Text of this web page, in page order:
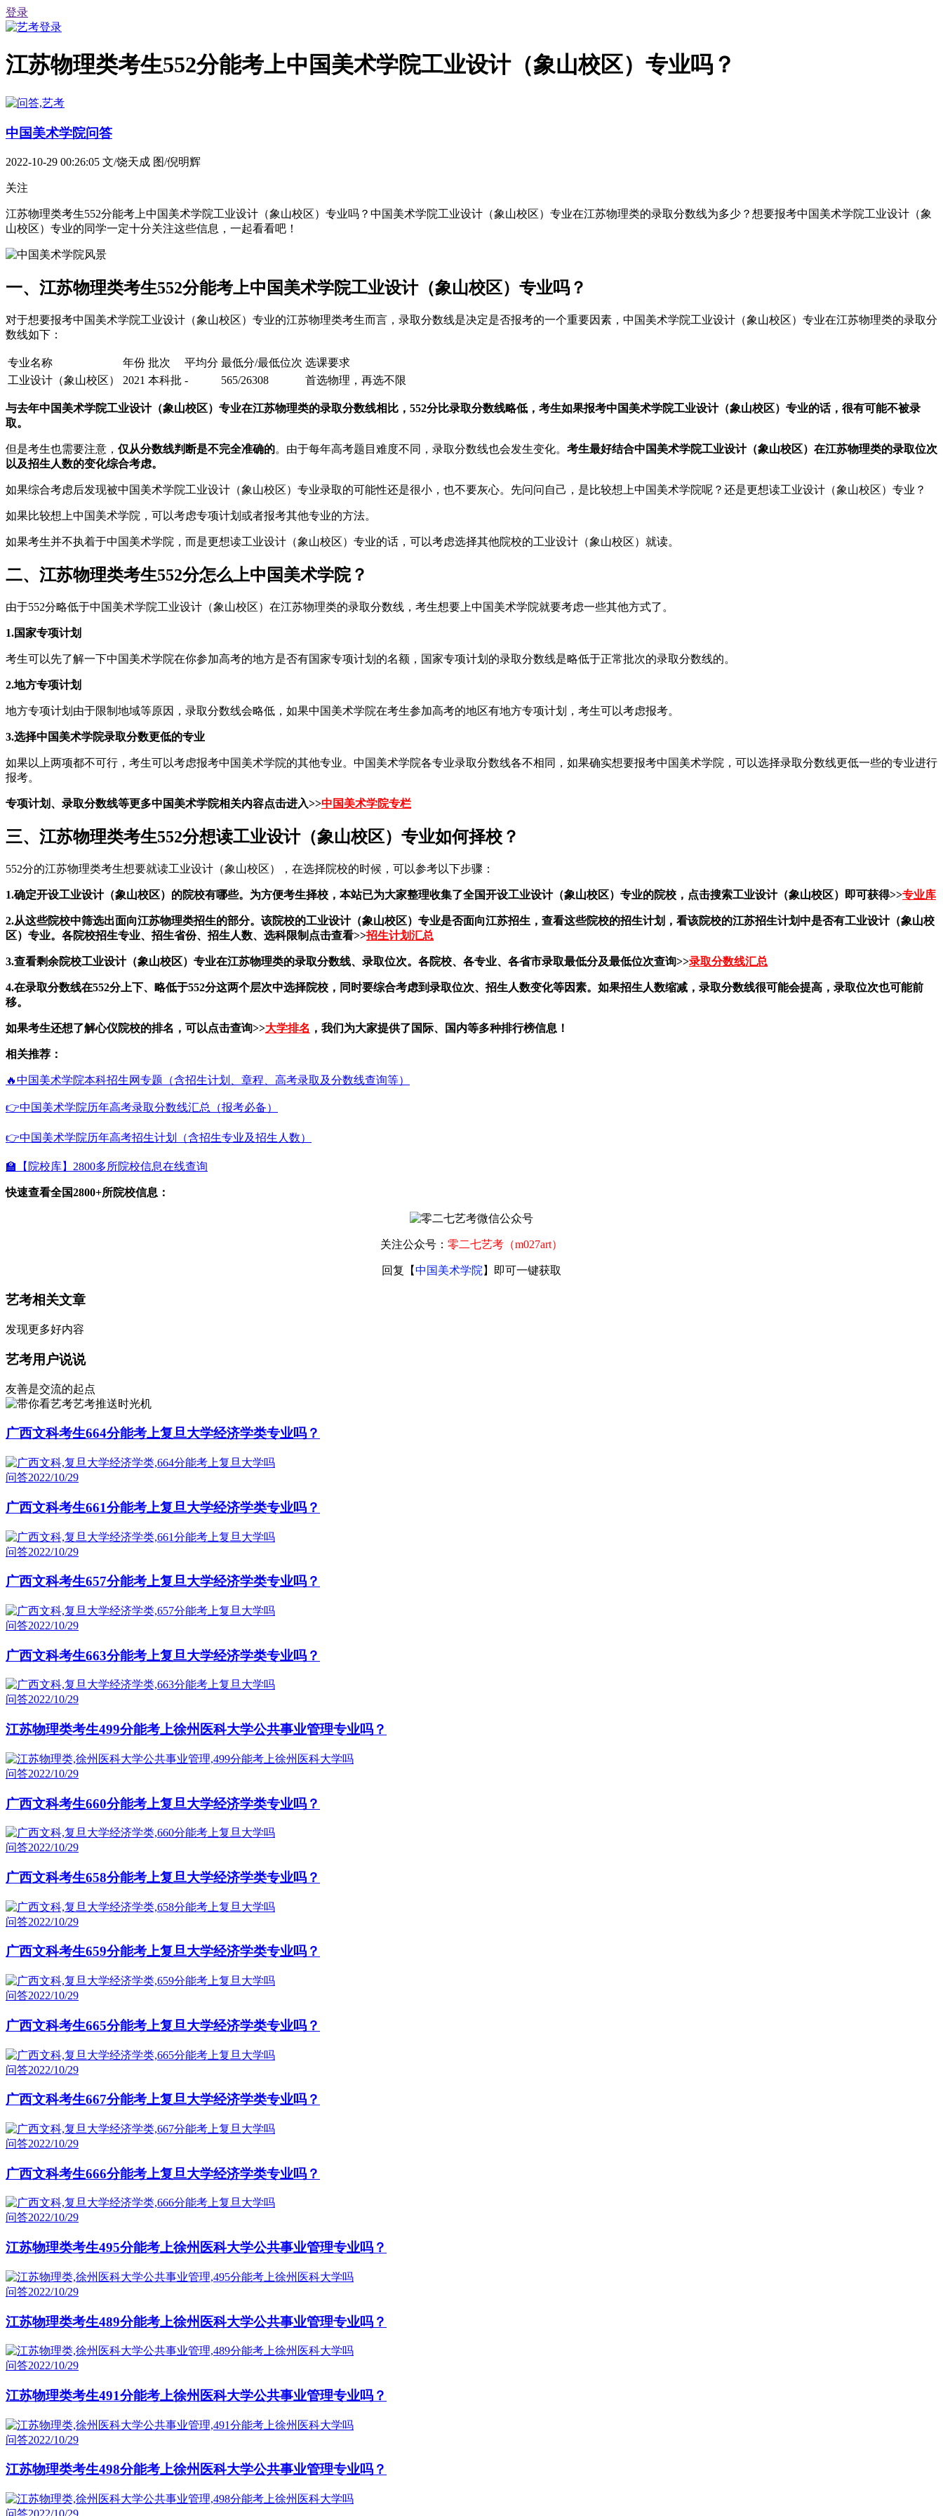
登录
江苏物理类考生552分能考上中国美术学院工业设计（象山校区）专业吗？
中国美术学院问答
2022-10-29 00:26:05 文/饶天成 图/倪明辉
关注
江苏物理类考生552分能考上中国美术学院工业设计（象山校区）专业吗？中国美术学院工业设计（象山校区）专业在江苏物理类的录取分数线为多少？想要报考中国美术学院工业设计（象
山校区）专业的同学一定十分关注这些信息，一起看看吧！
一、江苏物理类考生552分能考上中国美术学院工业设计（象山校区）专业吗？
对于想要报考中国美术学院工业设计（象山校区）专业的江苏物理类考生而言，录取分数线是决定是否报考的一个重要因素，中国美术学院工业设计（象山校区）专业在江苏物理类的录取分
数线如下：
专业名称 年份 批次 平均分 最低分/最低位次 选课要求
工业设计（象山校区）
2021 本科批 - 565/26308 首选物理，再选不限
与去年中国美术学院工业设计（象山校区）专业在江苏物理类的录取分数线相比，552分比录取分数线略低，考生如果报考中国美术学院工业设计（象山校区）专业的话，很有可能不被录
取。
但是考生也需要注意， 仅从分数线判断是不完全准确的。由于每年高考题目难度不同，录取分数线也会发生变化。 考生最好结合中国美术学院工业设计（象山校区）在江苏物理类的录取位次
以及招生人数的变化综合考虑。
如果综合考虑后发现被中国美术学院工业设计（象山校区）专业录取的可能性还是很小，也不要灰心。先问问自己，是比较想上中国美术学院呢？还是更想读工业设计（象山校区）专业？
如果比较想上中国美术学院，可以考虑专项计划或者报考其他专业的方法。
如果考生并不执着于中国美术学院，而是更想读工业设计（象山校区）专业的话，可以考虑选择其他院校的工业设计（象山校区）就读。
二、江苏物理类考生552分怎么上中国美术学院？
由于552分略低于中国美术学院工业设计（象山校区）在江苏物理类的录取分数线，考生想要上中国美术学院就要考虑一些其他方式了。
1.国家专项计划
考生可以先了解一下中国美术学院在你参加高考的地方是否有国家专项计划的名额，国家专项计划的录取分数线是略低于正常批次的录取分数线的。
2.地方专项计划
地方专项计划由于限制地域等原因，录取分数线会略低，如果中国美术学院在考生参加高考的地区有地方专项计划，考生可以考虑报考。
3.选择中国美术学院录取分数更低的专业
如果以上两项都不可行，考生可以考虑报考中国美术学院的其他专业。中国美术学院各专业录取分数线各不相同，如果确实想要报考中国美术学院，可以选择录取分数线更低一些的专业进行
报考。
专项计划、录取分数线等更多中国美术学院相关内容点击进入>>中国美术学院专栏
三、江苏物理类考生552分想读工业设计（象山校区）专业如何择校？
552分的江苏物理类考生想要就读工业设计（象山校区），在选择院校的时候，可以参考以下步骤：
1.确定开设工业设计（象山校区）的院校有哪些。为方便考生择校，本站已为大家整理收集了全国开设工业设计（象山校区）专业的院校，点击搜索工业设计（象山校区）即可获得>>专业库
2.从这些院校中筛选出面向江苏物理类招生的部分。该院校的工业设计（象山校区）专业是否面向江苏招生，查看这些院校的招生计划，看该院校的江苏招生计划中是否有工业设计（象山校
区）专业。各院校招生专业、招生省份、招生人数、选科限制点击查看>>招生计划汇总
3.查看剩余院校工业设计（象山校区）专业在江苏物理类的录取分数线、录取位次。各院校、各专业、各省市录取最低分及最低位次查询>>录取分数线汇总
4.在录取分数线在552分上下、略低于552分这两个层次中选择院校，同时要综合考虑到录取位次、招生人数变化等因素。如果招生人数缩减，录取分数线很可能会提高，录取位次也可能前
移。
如果考生还想了解心仪院校的排名，可以点击查询>>大学排名 ，我们为大家提供了国际、国内等多种排行榜信息！
相关推荐：
🔥中国美术学院本科招生网专题（含招生计划、章程、高考录取及分数线查询等）
👉中国美术学院历年高考录取分数线汇总（报考必备）
👉中国美术学院历年高考招生计划（含招生专业及招生人数）
🏫【院校库】2800多所院校信息在线查询
快速查看全国2800+所院校信息：
关注公众号： 零二七艺考（m027art）
回复【中国美术学院 】即可一键获取
艺考相关文章
发现更多好内容
艺考用户说说
友善是交流的起点
艺考推送时光机
广西文科考生664分能考上复旦大学经济学类专业吗？
问答2022/10/29
广西文科考生661分能考上复旦大学经济学类专业吗？
问答2022/10/29
广西文科考生657分能考上复旦大学经济学类专业吗？
问答2022/10/29
广西文科考生663分能考上复旦大学经济学类专业吗？
问答2022/10/29
江苏物理类考生499分能考上徐州医科大学公共事业管理专业吗？
问答2022/10/29
广西文科考生660分能考上复旦大学经济学类专业吗？
问答2022/10/29
广西文科考生658分能考上复旦大学经济学类专业吗？
问答2022/10/29
广西文科考生659分能考上复旦大学经济学类专业吗？
问答2022/10/29
广西文科考生665分能考上复旦大学经济学类专业吗？
问答2022/10/29
广西文科考生667分能考上复旦大学经济学类专业吗？
问答2022/10/29
广西文科考生666分能考上复旦大学经济学类专业吗？
问答2022/10/29
江苏物理类考生495分能考上徐州医科大学公共事业管理专业吗？
问答2022/10/29
江苏物理类考生489分能考上徐州医科大学公共事业管理专业吗？
问答2022/10/29
江苏物理类考生491分能考上徐州医科大学公共事业管理专业吗？
问答2022/10/29
江苏物理类考生498分能考上徐州医科大学公共事业管理专业吗？